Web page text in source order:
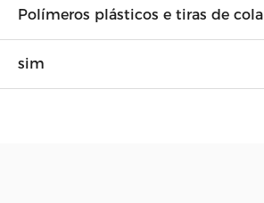
Polímeros plásticos e tiras de cola
sim